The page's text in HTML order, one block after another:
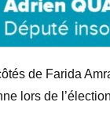
de Farida
lors de